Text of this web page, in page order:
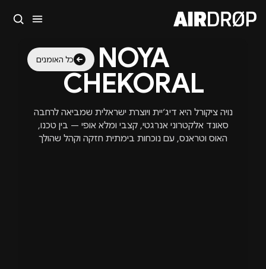
כל האומנים NOYA
CHEKORAL
נויה ציקורל היא דיג׳יית ויוצרת ישראלית שמביאה לרחבה
סאונד אלקטרוני אנרגטי, קצבי ומלא אופי — בין טכנו,
האוס וטראנס, עם נוכחות בימתית חזקה וקהל שהולך
סגור
🎶 מועדונים ✈️חו״ל 🔥בקרוב
טיפ: אפשר להקליד שם אומן, עיר, תאריך או שם חג.